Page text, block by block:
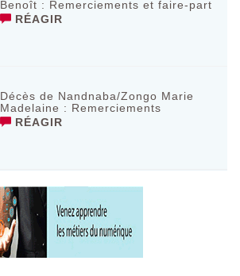
Benoît : Remerciements et faire-part
RÉAGIR
Décès de Nandnaba/Zongo Marie
Madelaine : Remerciements
RÉAGIR